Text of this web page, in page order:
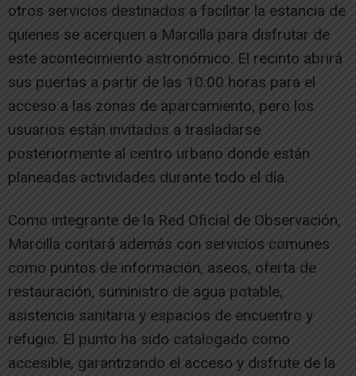
otros servicios destinados a facilitar la estancia de
quienes se acerquen a Marcilla para disfrutar de
este acontecimiento astronómico. El recinto abrirá
sus puertas a partir de las 10:00 horas para el
acceso a las zonas de aparcamiento, pero los
usuarios están invitados a trasladarse
posteriormente al centro urbano donde están
planeadas actividades durante todo el día.
Como integrante de la Red Oficial de Observación,
Marcilla contará además con servicios comunes
como puntos de información, aseos, oferta de
restauración, suministro de agua potable,
asistencia sanitaria y espacios de encuentro y
refugio. El punto ha sido catalogado como
accesible, garantizando el acceso y disfrute de la